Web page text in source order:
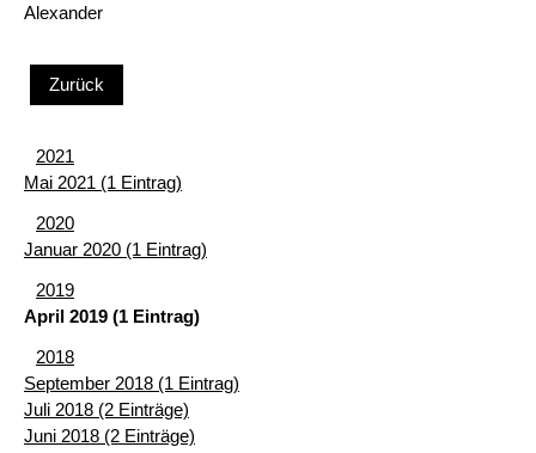
Alexander
Zurück
2021
Mai 2021 (1 Eintrag)
2020
Januar 2020 (1 Eintrag)
2019
April 2019 (1 Eintrag)
2018
September 2018 (1 Eintrag)
Juli 2018 (2 Einträge)
Juni 2018 (2 Einträge)